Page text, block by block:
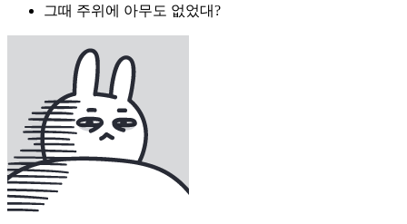
그때 주위에 아무도 없었대?